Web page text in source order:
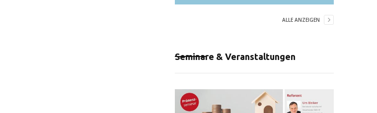
ALLE ANZEIGEN
Seminare & Veranstaltungen